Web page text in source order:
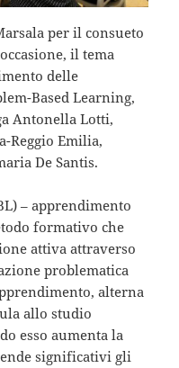
per il consueto
il tema
delle
Based Learning,
Antonella Lotti,
Reggio Emilia,
De Santis.
– apprendimento
formativo che
attiva attraverso
problematica
alterna
allo studio
esso aumenta la
significativi gli